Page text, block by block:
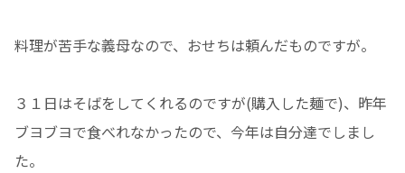
料理が苦手な義母なので、おせちは頼んだものですが。
３１日はそばをしてくれるのですが(購入した麺で)、昨年
ブヨブヨで食べれなかったので、今年は自分達でしまし
た。